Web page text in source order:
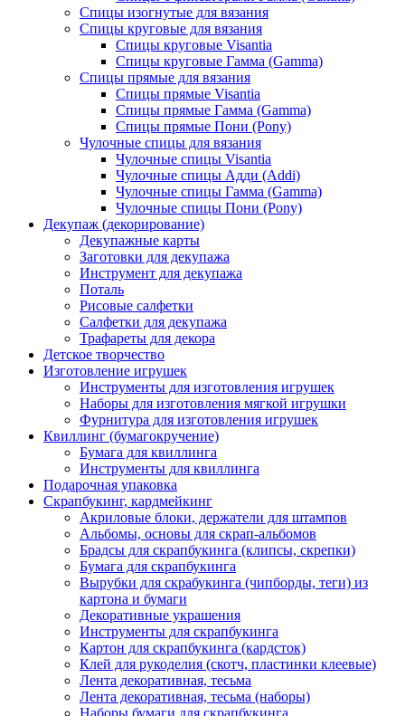
Спицы изогнутые для вязания
Спицы круговые для вязания
Спицы круговые Visantia
Спицы круговые Гамма (Gamma)
Спицы прямые для вязания
Спицы прямые Visantia
Спицы прямые Гамма (Gamma)
Спицы прямые Пони (Pony)
Чулочные спицы для вязания
Чулочные спицы Visantia
Чулочные спицы Адди (Addi)
Чулочные спицы Гамма (Gamma)
Чулочные спицы Пони (Pony)
Декупаж (декорирование)
Декупажные карты
Заготовки для декупажа
Инструмент для декупажа
Поталь
Рисовые салфетки
Салфетки для декупажа
Трафареты для декора
Детское творчество
Изготовление игрушек
Инструменты для изготовления игрушек
Наборы для изготовления мягкой игрушки
Фурнитура для изготовления игрушек
Квиллинг (бумагокручение)
Бумага для квиллинга
Инструменты для квиллинга
Подарочная упаковка
Скрапбукинг, кардмейкинг
Акриловые блоки, держатели для штампов
Альбомы, основы для скрап-альбомов
Брадсы для скрапбукинга (клипсы, скрепки)
Бумага для скрапбукинга
Вырубки для скрабукинга (чипборды, теги) из
картона и бумаги
Декоративные украшения
Инструменты для скрапбукинга
Картон для скрапбукинга (кардсток)
Клей для рукоделия (скотч, пластинки клеевые)
Лента декоративная, тесьма
Лента декоративная, тесьма (наборы)
Наборы бумаги для скрапбукинга